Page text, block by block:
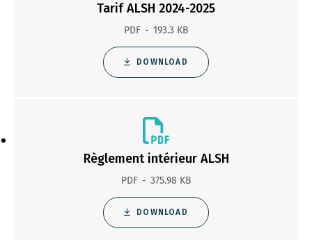
Tarif ALSH 2024-2025
PDF 193.3 KB
DOWNLOAD
Règlement intérieur ALSH
PDF 375.98 KB
DOWNLOAD